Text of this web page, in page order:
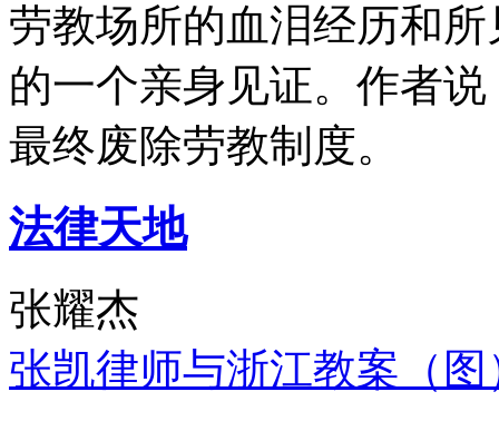
劳教场所的血泪经历和
的一个亲身见证。作者
最终废除劳教制度。
法律天地
张耀杰
张凯律师与浙江教案（图